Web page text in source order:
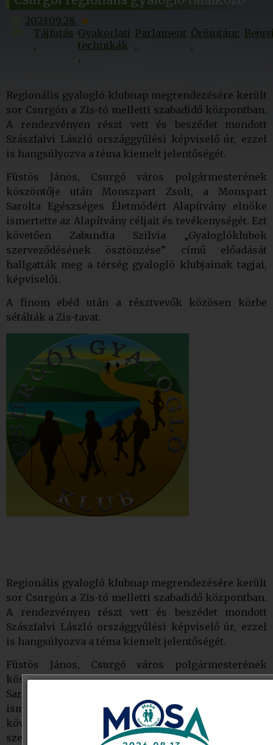
2023.09.28.
Tájfutás Gyakorlati
technikák
Parlament Örömtánc
Regionális gyalogló klubnap megrendezésére került
sor Csurgón a Zis-tó melletti szabadidő központban.
A rendezvényen részt vett és beszédet mondott
Szászfalvi László országgyűlési képviselő úr, ezzel
is hangsúlyozva a téma kiemelt jelentőségét.
Füstös János, Csurgó város polgármesterének
köszöntője után Monszpart Zsolt, a Monspart
Sarolta Egészséges Életmódért Alapítvány elnöke
ismertette az Alapítvány céljait és tevékenységét. Ezt
követően Zabundia Szilvia „Gyaloglóklubok
szerveződésének ösztönzése” című előadását
hallgatták meg a térség gyalogló klubjainak tagjai,
képviselői.
A finom ebéd után a résztvevők közösen körbe
sétálták a Zis-tavat.
Regionális gyalogló klubnap megrendezésére került
sor Csurgón a Zis-tó melletti szabadidő központban.
A rendezvényen részt vett és beszédet mondott
Szászfalvi László országgyűlési képviselő úr, ezzel
is hangsúlyozva a téma kiemelt jelentőségét.
Füstös János, Csurgó város polgármesterének
köszöntője után Monszpart Zsolt, a Monspart
Sarolta Egészséges Életmódért Alapítvány elnöke
ismertette az Alapítvány céljait és tevékenységét. Ezt
követően Zabundia Szilvia „Gyaloglóklubok
szerveződésének ösztönzése” című